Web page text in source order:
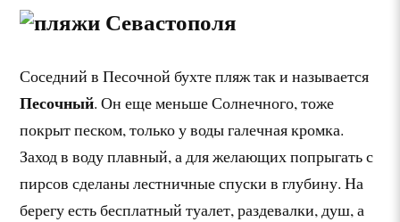
Соседний в Песочной бухте пляж так и называется
Песочный. Он еще меньше Солнечного, тоже
покрыт песком, только у воды галечная кромка.
Заход в воду плавный, а для желающих попрыгать с
пирсов сделаны лестничные спуски в глубину. На
берегу есть бесплатный туалет, раздевалки, душ, а